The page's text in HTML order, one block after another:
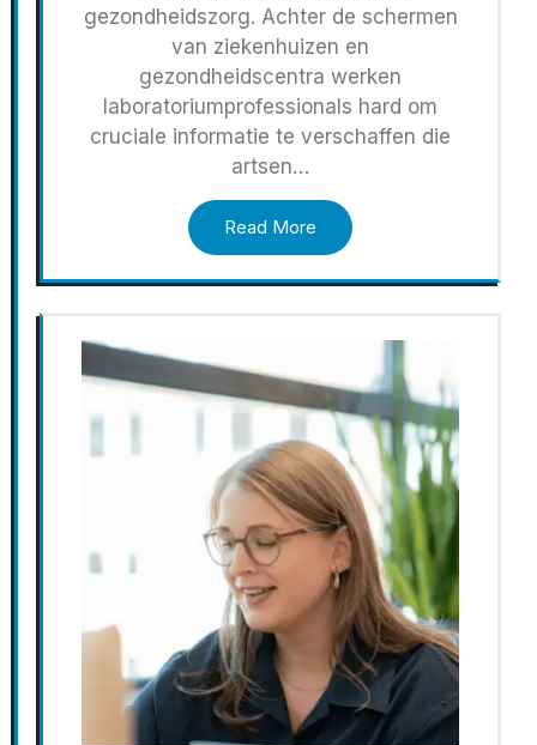
gezondheidszorg. Achter de schermen
van ziekenhuizen en
gezondheidscentra werken
laboratoriumprofessionals hard om
cruciale informatie te verschaffen die
artsen…
Read More